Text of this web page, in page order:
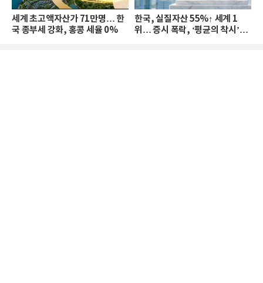
세계 초고액자산가 71만명… 한
국 종부세 강화, 홍콩 세율 0%
한국, 실질자산 55%↑ 세계 1
위… 증시 폭락, ‘평균의 착시’와